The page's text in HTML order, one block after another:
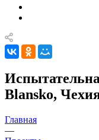
Blansko,
Главная
—